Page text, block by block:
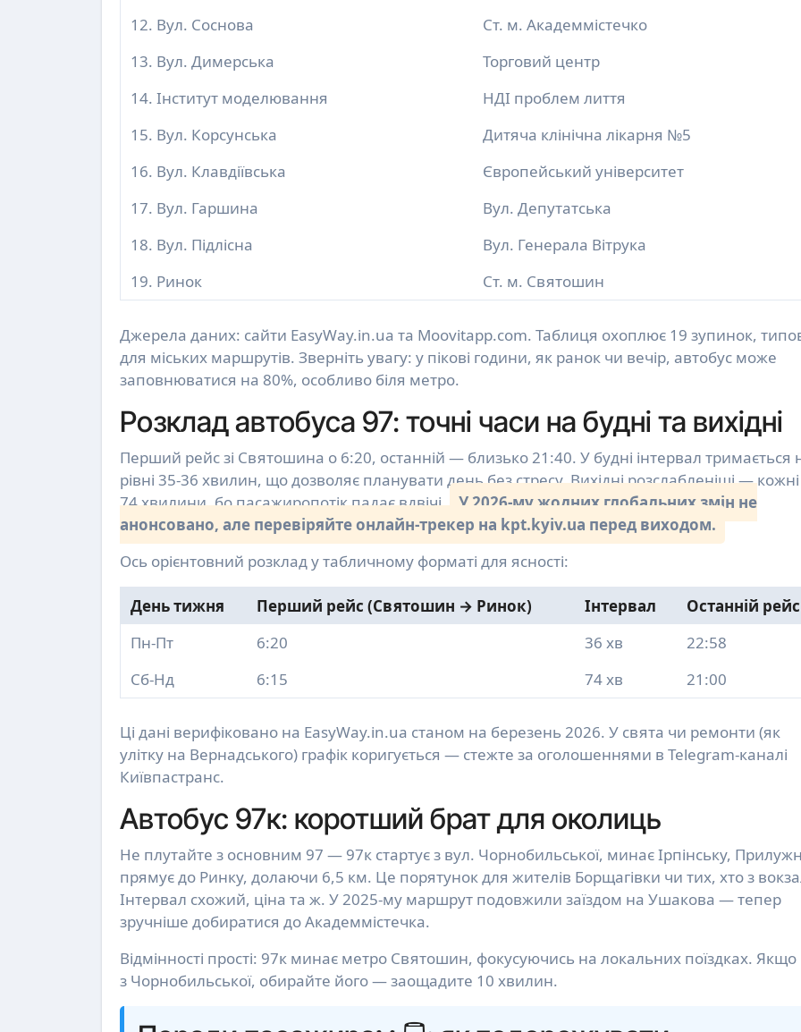
12. Вул. Соснова
Ст. м. Академмістечко
13. Вул. Димерська
Торговий центр
14. Інститут моделювання
НДІ проблем лиття
15. Вул. Корсунська
Дитяча клінічна лікарня №5
16. Вул. Клавдіївська
Європейський університет
17. Вул. Гаршина
Вул. Депутатська
18. Вул. Підлісна
Вул. Генерала Вітрука
19. Ринок
Ст. м. Святошин
Джерела даних: сайти EasyWay.in.ua та Moovitapp.com. Таблиця охоплює 19 зупинок,
для міських маршрутів. Зверніть увагу: у пікові години, як ранок чи вечір, автобус може
заповнюватися на 80%, особливо біля метро.
Розклад автобуса 97: точні часи на будні та вихідні
Перший рейс зі Святошина о 6:20, останній — близько 21:40. У будні інтервал тримається
рівні 35-36 хвилин, що дозволяє планувати день без стресу. Вихідні розслабленіші —
74 хвилини, бо пасажиропотік падає вдвічі. У 2026-му жодних глобальних змін не
анонсовано, але перевіряйте онлайн-трекер на kpt.kyiv.ua перед виходом.
Ось орієнтовний розклад у табличному форматі для ясності:
День тижня Перший рейс (Святошин → Ринок) Інтервал
Останній рейс
Пн-Пт
6:20 36 хв
22:58
Сб-Нд
6:15 74 хв 21:00
Ці дані верифіковано на EasyWay.in.ua станом на березень 2026. У свята чи ремонти (як
улітку на Вернадського) графік коригується — стежте за оголошеннями в Telegram-каналі
Київпастранс.
Автобус 97к: коротший брат для околиць
Не плутайте з основним 97 — 97к стартує з вул. Чорнобильської, минає Ірпінську,
прямує до Ринку, долаючи 6,5 км. Це порятунок для жителів Борщагівки чи тих, хто з
Інтервал схожий, ціна та ж. У 2025-му маршрут подовжили заїздом на Ушакова — тепер
зручніше добиратися до Академмістечка.
Відмінності прості: 97к минає метро Святошин, фокусуючись на локальних поїздках.
з Чорнобильської, обирайте його — заощадите 10 хвилин.